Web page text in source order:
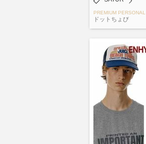
PREMIUM
ドットちょび